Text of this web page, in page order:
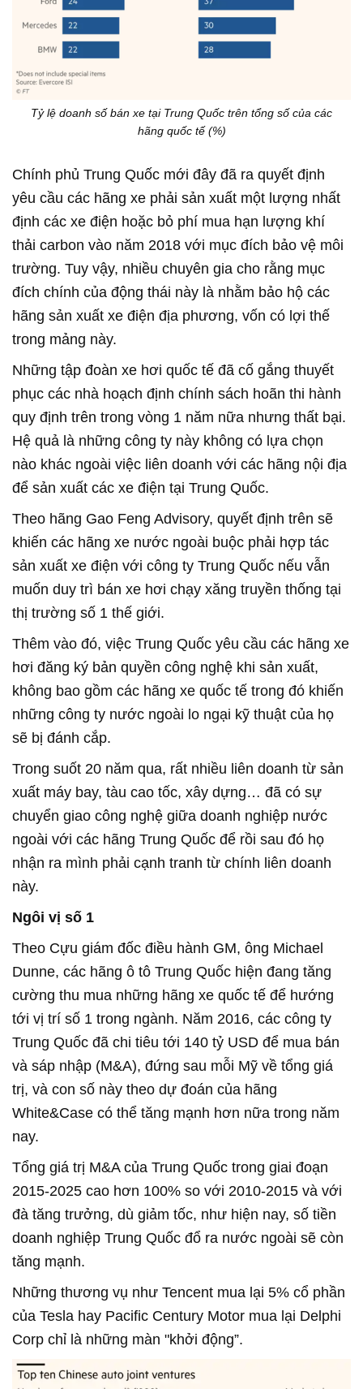
Tỷ lệ doanh số bán xe tại Trung Quốc trên tổng số của các
hãng quốc tế (%)
Chính phủ Trung Quốc mới đây đã ra quyết định
yêu cầu các hãng xe phải sản xuất một lượng nhất
định các xe điện hoặc bỏ phí mua hạn lượng khí
thải carbon vào năm 2018 với mục đích bảo vệ môi
trường. Tuy vậy, nhiều chuyên gia cho rằng mục
đích chính của động thái này là nhằm bảo hộ các
hãng sản xuất xe điện địa phương, vốn có lợi thế
trong mảng này.
Những tập đoàn xe hơi quốc tế đã cố gắng thuyết
phục các nhà hoạch định chính sách hoãn thi hành
quy định trên trong vòng 1 năm nữa nhưng thất bại.
Hệ quả là những công ty này không có lựa chọn
nào khác ngoài việc liên doanh với các hãng nội địa
để sản xuất các xe điện tại Trung Quốc.
Theo hãng Gao Feng Advisory, quyết định trên sẽ
khiến các hãng xe nước ngoài buộc phải hợp tác
sản xuất xe điện với công ty Trung Quốc nếu vẫn
muốn duy trì bán xe hơi chạy xăng truyền thống tại
thị trường số 1 thế giới.
Thêm vào đó, việc Trung Quốc yêu cầu các hãng xe
hơi đăng ký bản quyền công nghệ khi sản xuất,
không bao gồm các hãng xe quốc tế trong đó khiến
những công ty nước ngoài lo ngại kỹ thuật của họ
sẽ bị đánh cắp.
Trong suốt 20 năm qua, rất nhiều liên doanh từ sản
xuất máy bay, tàu cao tốc, xây dựng… đã có sự
chuyển giao công nghệ giữa doanh nghiệp nước
ngoài với các hãng Trung Quốc để rồi sau đó họ
nhận ra mình phải cạnh tranh từ chính liên doanh
này.
Ngôi vị số 1
Theo Cựu giám đốc điều hành GM, ông Michael
Dunne, các hãng ô tô Trung Quốc hiện đang tăng
cường thu mua những hãng xe quốc tế để hướng
tới vị trí số 1 trong ngành. Năm 2016, các công ty
Trung Quốc đã chi tiêu tới 140 tỷ USD để mua bán
và sáp nhập (M&A), đứng sau mỗi Mỹ về tổng giá
trị, và con số này theo dự đoán của hãng
White&Case có thể tăng mạnh hơn nữa trong năm
nay.
Tổng giá trị M&A của Trung Quốc trong giai đoạn
2015-2025 cao hơn 100% so với 2010-2015 và với
đà tăng trưởng, dù giảm tốc, như hiện nay, số tiền
doanh nghiệp Trung Quốc đổ ra nước ngoài sẽ còn
tăng mạnh.
Những thương vụ như Tencent mua lại 5% cổ phần
của Tesla hay Pacific Century Motor mua lại Delphi
Corp chỉ là những màn "khởi động”.